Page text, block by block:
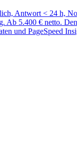
Antwort < 24 h,
Ab 5.400 € netto.
und PageSpeed